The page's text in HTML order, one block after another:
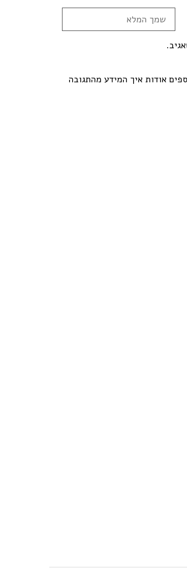
אודות איך המידע מהתגובה